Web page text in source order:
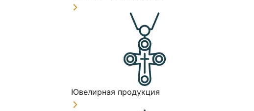
Ювелирная продукция